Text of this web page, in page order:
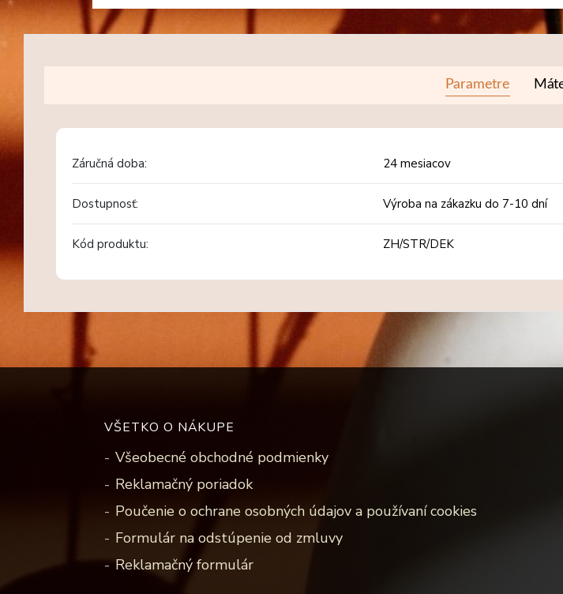
Parametre
Záručná doba: 24 mesiacov
Dostupnosť: Výroba na zákazku do 7-10 dní
Kód produktu: ZH/STR/DEK
VŠETKO O NÁKUPE
Všeobecné obchodné podmienky
Reklamačný poriadok
Poučenie o ochrane osobných údajov a používaní cookies
Formulár na odstúpenie od zmluvy
Reklamačný formulár